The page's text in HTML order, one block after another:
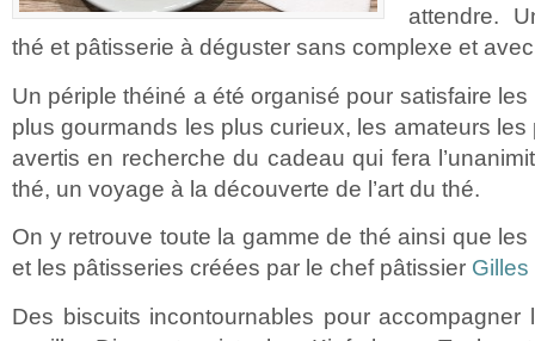
attendre.
thé et pâtisserie à déguster sans complexe et
Un périple théiné a été organisé pour satisfaire
plus gourmands les plus curieux, les amateurs
avertis en recherche du cadeau qui fera
thé, un voyage à la découverte de l’art du thé.
On y retrouve toute la gamme de thé ainsi que
et les pâtisseries créées par le chef pâtissier
Des biscuits incontournables pour accompagner